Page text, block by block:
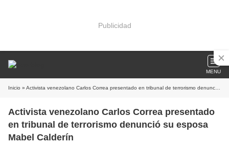
Publicidad
MENU
Inicio » Activista venezolano Carlos Correa presentado en tribunal de terrorismo denunció su esposa Mabel Calderín
Activista venezolano Carlos Correa presentado
en tribunal de terrorismo denunció su esposa
Mabel Calderín